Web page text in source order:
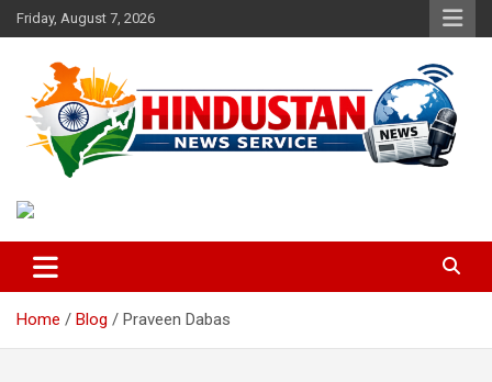
Skip
to
Friday, August 7, 2026
Hindustan News Service
Home Blog Praveen Dabas